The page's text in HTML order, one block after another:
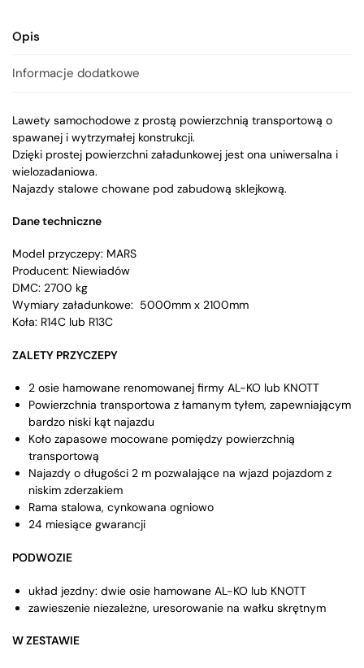
Opis
Informacje dodatkowe
Lawety samochodowe z prostą powierzchnią transportową o
spawanej i wytrzymałej konstrukcji.
Dzięki prostej powierzchni załadunkowej jest ona uniwersalna i
wielozadaniowa.
Najazdy stalowe chowane pod zabudową sklejkową.
Dane techniczne
Model przyczepy: MARS
Producent: Niewiadów
DMC: 2700 kg
Wymiary załadunkowe: 5000mm x 2100mm
Koła: R14C lub R13C
ZALETY PRZYCZEPY
2 osie hamowane renomowanej firmy AL-KO lub KNOTT
Powierzchnia transportowa z łamanym tyłem, zapewniającym
bardzo niski kąt najazdu
Koło zapasowe mocowane pomiędzy powierzchnią
transportową
Najazdy o długości 2 m pozwalające na wjazd pojazdom z
niskim zderzakiem
Rama stalowa, cynkowana ogniowo
24 miesiące gwarancji
PODWOZIE
układ jezdny: dwie osie hamowane AL-KO lub KNOTT
zawieszenie niezależne, uresorowanie na wałku skrętnym
W ZESTAWIE